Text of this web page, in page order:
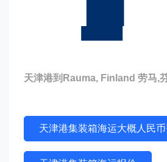
天津港到Rauma, Finland 劳马,
天津港集装箱海运大概人民